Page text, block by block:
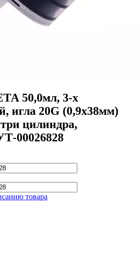
50,0мл, 3-х
игла 20G (0,9х38мм)
цилиндра,
00026828
товара